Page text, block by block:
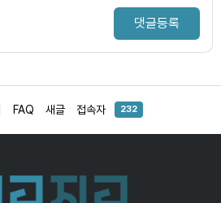
댓글등록
FAQ 새글 접속자 232